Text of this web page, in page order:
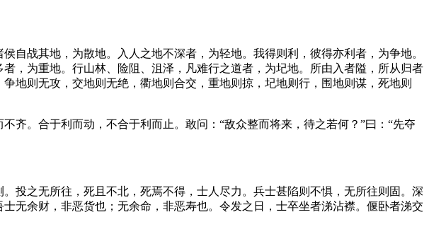
自战其地，为散地。入人之地不深者，为轻地。我得则利，彼得亦利者，为争地。
，为重地。行山林、险阻、沮泽，凡难行之道者，为圮地。所由入者隘，所从归者
地则无攻，交地则无绝，衢地则合交，重地则掠，圮地则行，围地则谋，死地则
齐。合于利而动，不合于利而止。敢问：“敌众整而将来，待之若何？”曰：“先夺
投之无所往，死且不北，死焉不得，士人尽力。兵士甚陷则不惧，无所往则固。深
无余财，非恶货也；无余命，非恶寿也。令发之日，士卒坐者涕沾襟。偃卧者涕交